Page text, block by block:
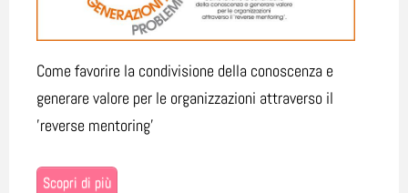
Come favorire la condivisione della conoscenza e
generare valore per le organizzazioni attraverso il
'reverse mentoring'
Scopri di più